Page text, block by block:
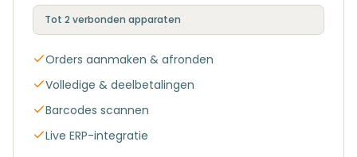
Tot 2 verbonden apparaten
Orders aanmaken & afronden
Volledige & deelbetalingen
Barcodes scannen
Live ERP-integratie